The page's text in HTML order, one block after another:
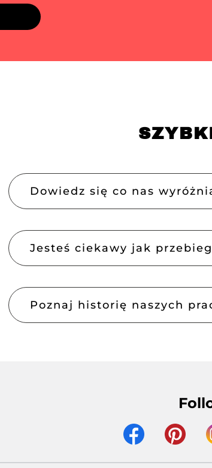
Dowiedz się co nas
Jesteś ciekawy jak
Poznaj historię naszych